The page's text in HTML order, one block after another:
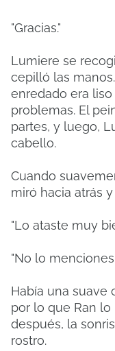
"Gracias."
Lumiere se
cepilló las
enredado era
problemas. El
partes, y luego,
cabello.
Cuando
miró hacia atrás y
"Lo ataste muy
"No lo
Había una suave
por lo que Ran lo
después, la
rostro.